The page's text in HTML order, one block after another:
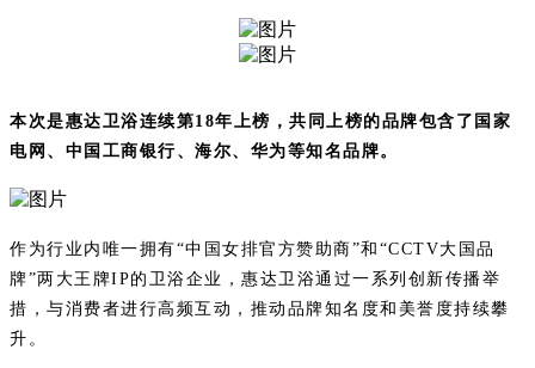
本次是惠达卫浴连续第18年上榜，共同上榜的品牌包含了国家
电网、中国工商银行、海尔、华为等知名品牌。
作为行业内唯一拥有“中国女排官方赞助商”和“CCTV大国品
牌”两大王牌IP的卫浴企业，惠达卫浴通过一系列创新传播举
措，与消费者进行高频互动，推动品牌知名度和美誉度持续攀
升。